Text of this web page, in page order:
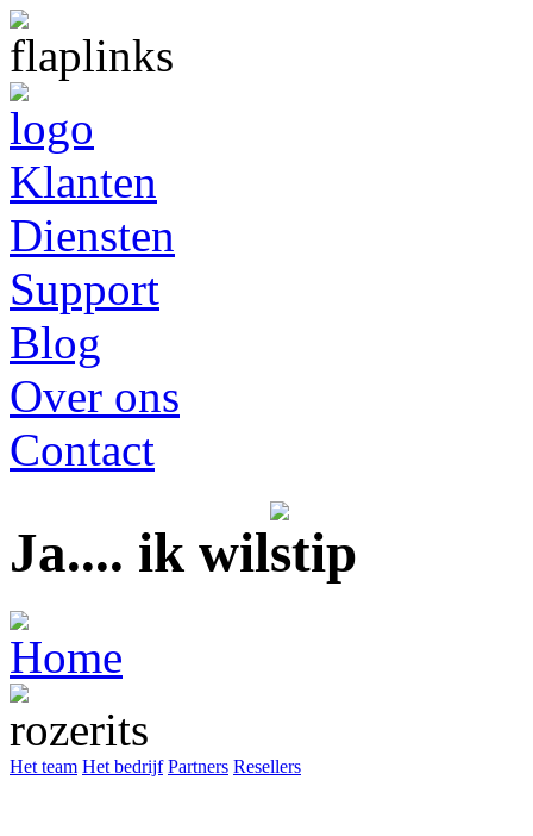
Klanten
Diensten
Support
Blog
Over ons
Contact
Ja.... ik wil
Het team Het bedrijf Partners Resellers